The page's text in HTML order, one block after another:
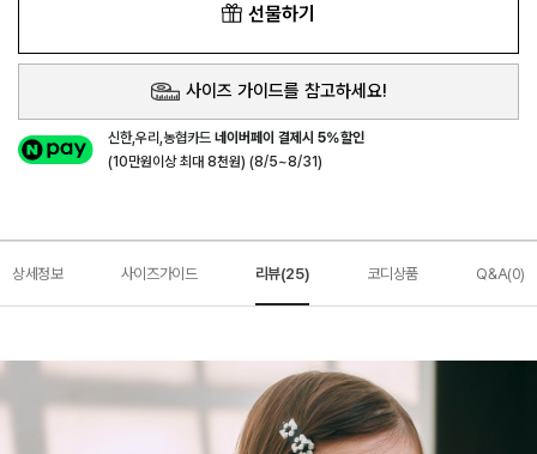
선물하기
사이즈 가이드를 참고하세요!
신한,우리,농협카드네이버페이 결제시 5%할인
(10만원이상 최대 8천원) (8/5~8/31)
상세정보 사이즈가이드 리뷰(25) 코디상품 Q&A(0)